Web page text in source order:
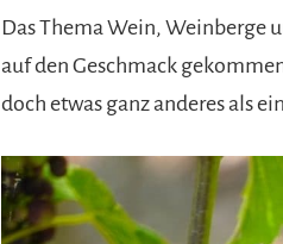
Das Thema Wein, Weinberge
auf den Geschmack
doch etwas ganz anderes als